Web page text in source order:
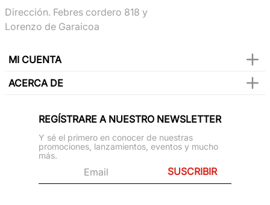
Dirección. Febres cordero 818 y
Lorenzo de Garaicoa
MI CUENTA
ACERCA DE
REGÍSTRARE A NUESTRO NEWSLETTER
Y sé el primero en conocer de nuestras
promociones, lanzamientos, eventos y mucho
más.
SUSCRIBIR